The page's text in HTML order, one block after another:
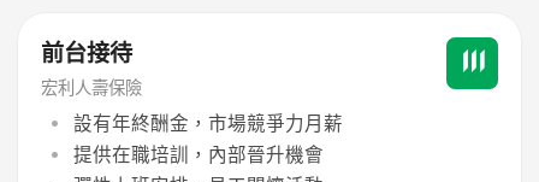
前台接待
宏利人壽保險
設有年終酬金，市場競爭力月薪
提供在職培訓，內部晉升機會